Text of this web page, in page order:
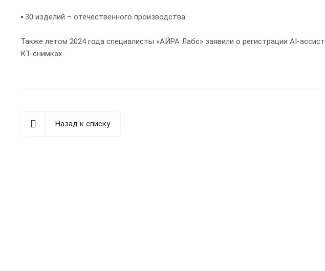
▪ 30 изделий – отечественного производства.
Также летом 2024 года специалисты «АЙРА Лабс» заявили о регистрации AI-
КТ-снимках.
Назад к списку